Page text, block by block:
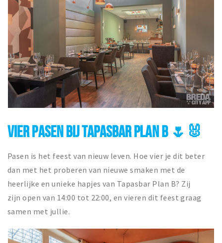
VIER PASEN BIJ TAPASBAR PLAN B 🌷🐰
Pasen is het feest van nieuw leven. Hoe vier je dit beter
dan met het proberen van nieuwe smaken met de
heerlijke en unieke hapjes van Tapasbar Plan B? Zij
zijnopen van 14:00 tot 22:00, en vieren dit feest graag
samen met jullie.